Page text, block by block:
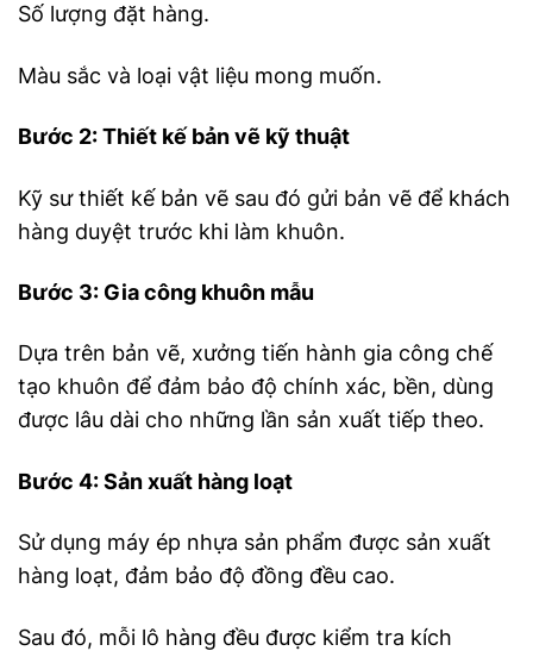
Số lượng đặt hàng.
Màu sắc và loại vật liệu mong muốn.
Bước 2: Thiết kế bản vẽ kỹ thuật
Kỹ sư thiết kế bản vẽ sau đó gửi bản vẽ để khách
hàng duyệt trước khi làm khuôn.
Bước 3: Gia công khuôn mẫu
Dựa trên bản vẽ, xưởng tiến hành gia công chế
tạo khuôn để đảm bảo độ chính xác, bền, dùng
được lâu dài cho những lần sản xuất tiếp theo.
Bước 4: Sản xuất hàng loạt
Sử dụng máy ép nhựa sản phẩm được sản xuất
hàng loạt, đảm bảo độ đồng đều cao.
Sau đó, mỗi lô hàng đều được kiểm tra kích